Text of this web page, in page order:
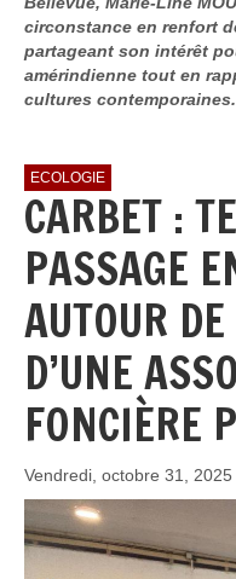
circonstance en renfort
partageant son intérêt
amérindienne tout en
cultures contemporaines.
ECOLOGIE
CARBET :
PASSAGE
AUTOUR
D’UNE
FONCIÈRE
Vendredi, octobre 31, 2025